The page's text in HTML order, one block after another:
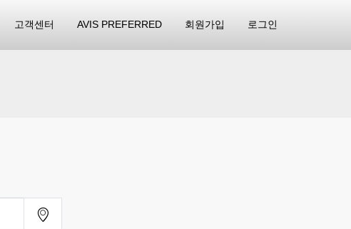
고객센터 AVIS PREFERRED 회원가입 로그인